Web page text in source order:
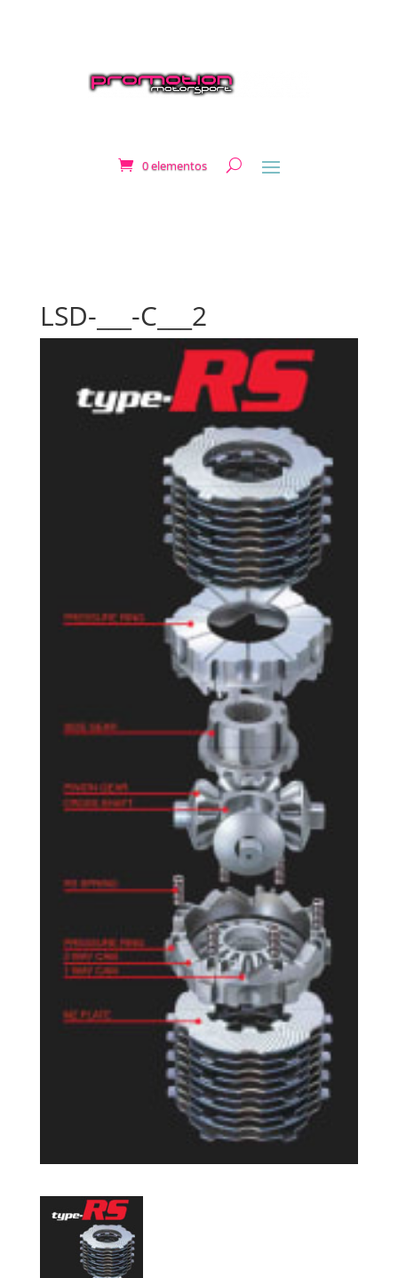
0 elementos
LSD-___-C___2